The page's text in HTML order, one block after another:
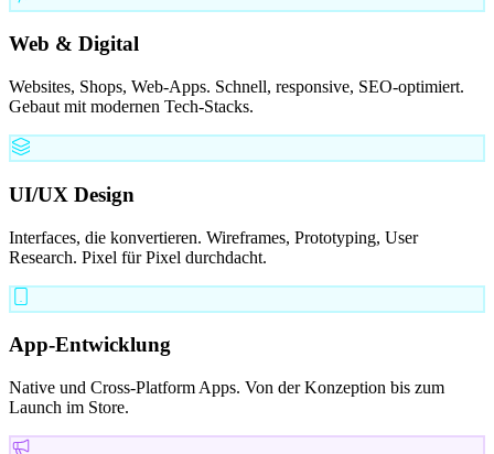
Web & Digital
Websites, Shops, Web-Apps. Schnell, responsive, SEO-optimiert.
Gebaut mit modernen Tech-Stacks.
UI/UX Design
Interfaces, die konvertieren. Wireframes, Prototyping, User
Research. Pixel für Pixel durchdacht.
App-Entwicklung
Native und Cross-Platform Apps. Von der Konzeption bis zum
Launch im Store.